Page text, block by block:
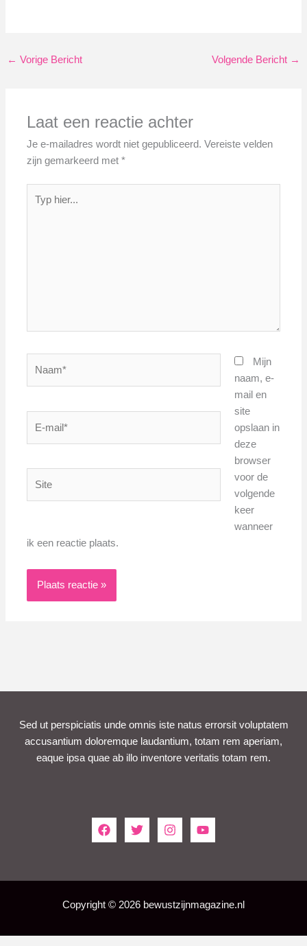
← Vorige Bericht Volgende Bericht →
Laat een reactie achter
Je e-mailadres wordt niet gepubliceerd. Vereiste velden
zijn gemarkeerd met*
hier...
Mijn
naam, e-
mail en
site
opslaan in
deze
browser
voor de
volgende
keer
wanneer
ik een reactie plaats.
Sed ut perspiciatis unde omnis iste natus errorsit voluptatem
accusantium doloremque laudantium, totam rem aperiam,
eaque ipsa quae ab illo inventore veritatis totam rem.
Copyright © 2026 bewustzijnmagazine.nl